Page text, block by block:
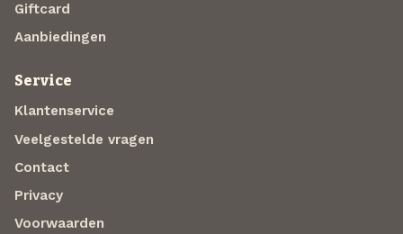
Giftcard
Aanbiedingen
Service
Klantenservice
Veelgestelde vragen
Contact
Privacy
Voorwaarden